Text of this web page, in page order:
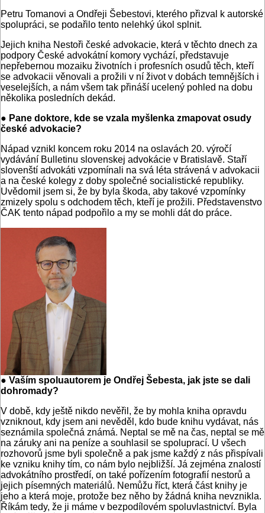
Petru Tomanovi a Ondřeji Šebestovi, kterého přizval k autorské
spolupráci, se podařilo tento nelehký úkol splnit.
Jejich kniha Nestoři české advokacie, která v těchto dnech za
podpory České advokátní komory vychází, představuje
nepřebernou mozaiku životních i profesních osudů těch, kteří
se advokacii věnovali a prožili v ní život v dobách temnějších i
veselejších, a nám všem tak přináší ucelený pohled na dobu
několika posledních dekád.
● Pane doktore, kde se vzala myšlenka zmapovat osudy
české advokacie?
Nápad vznikl koncem roku 2014 na oslavách 20. výročí
vydávání Bulletinu slovenskej advokácie v Bratislavě. Staří
slovenští advokáti vzpomínali na svá léta strávená v advokacii
a na české kolegy z doby společné socialistické republiky.
Uvědomil jsem si, že by byla škoda, aby takové vzpomínky
zmizely spolu s odchodem těch, kteří je prožili. Představenstvo
ČAK tento nápad podpořilo a my se mohli dát do práce.
● Vaším spoluautorem je Ondřej Šebesta, jak jste se dali
dohromady?
V době, kdy ještě nikdo nevěřil, že by mohla kniha opravdu
vzniknout, kdy jsem ani nevěděl, kdo bude knihu vydávat, nás
seznámila společná známá. Neptal se mě na čas, neptal se mě
na záruky ani na peníze a souhlasil se spoluprací. U všech
rozhovorů jsme byli společně a pak jsme každý z nás přispívali
ke vzniku knihy tím, co nám bylo nejbližší. Já zejména znalostí
advokátního prostředí, on také pořízením fotografií nestorů a
jejich písemných materiálů. Nemůžu říct, která část knihy je
jeho a která moje, protože bez něho by žádná kniha nevznikla.
Říkám tedy, že ji máme v bezpodílovém spoluvlastnictví. Byla